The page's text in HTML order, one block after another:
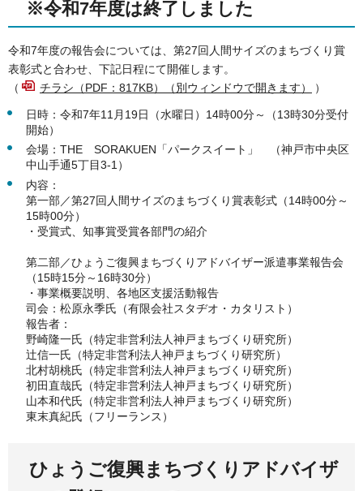
※令和7年度は終了しました
令和7年度の報告会については、第27回人間サイズのまちづくり賞
表彰式と合わせ、下記日程にて開催します。
（
チラシ（PDF：817KB）（別ウィンドウで開きます） ）
日時：令和7年11月19日（水曜日）14時00分～（13時30分受付
開始）
会場：THE SORAKUEN「パークスイート」 （神戸市中央区
中山手通5丁目3-1）
内容：
第一部／第27回人間サイズのまちづくり賞表彰式（14時00分～
15時00分）
・受賞式、知事賞受賞各部門の紹介
第二部／ひょうご復興まちづくりアドバイザー派遣事業報告会
（15時15分～16時30分）
・事業概要説明、各地区支援活動報告
司会：松原永季氏（有限会社スタヂオ・カタリスト）
報告者：
野崎隆一氏（特定非営利法人神戸まちづくり研究所）
辻信一氏（特定非営利法人神戸まちづくり研究所）
北村胡桃氏（特定非営利法人神戸まちづくり研究所）
初田直哉氏（特定非営利法人神戸まちづくり研究所）
山本和代氏（特定非営利法人神戸まちづくり研究所）
東末真紀氏（フリーランス）
ひょうご復興まちづくりアドバイザ